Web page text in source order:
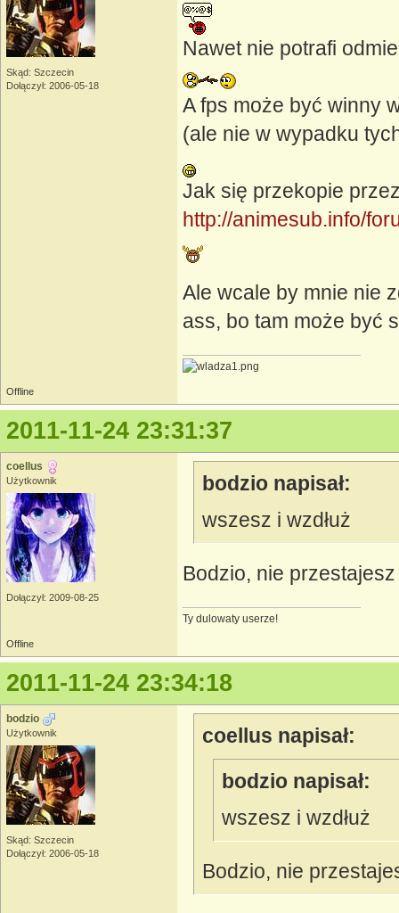
Skąd: Szczecin
Dołączył: 2006-05-18
Nawet nie potrafi
A fps może być winny
(ale nie w wypadku
Jak się przekopie
http://animesub.info/
Ale wcale by mnie nie
ass, bo tam może być
Offline
2011-11-24 23:31:37
coellus
Użytkownik
Dołączył: 2009-08-25
bodzio napisał:
wszesz i wzdłuż
Bodzio, nie
Ty dulowaty userze!
Offline
2011-11-24 23:34:18
bodzio
Użytkownik
Skąd: Szczecin
Dołączył: 2006-05-18
coellus napisał:
bodzio napisał:
wszesz i wzdłuż
Bodzio, nie